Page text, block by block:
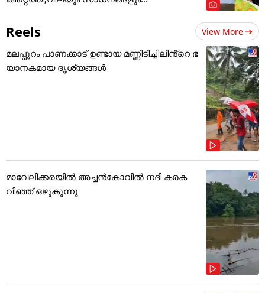
Reels View More
മലപ്പുറം പാണക്കാട് ഉണ്ടായ മണ്ണിടിച്ചിലിൻ്റെ ഭ
യാനകമായ ദൃശ്യങ്ങൾ
മാവേലിക്കരയിൽ അച്ചൻകോവിൽ നദി കരക
വിഞ്ഞ് ഒഴുകുന്നു